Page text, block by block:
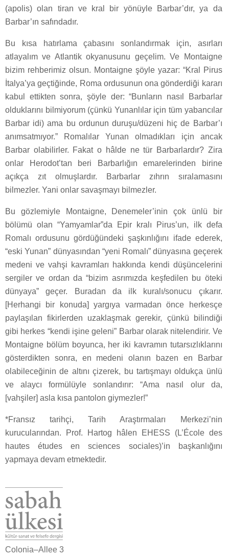
(apolis) olan tiran ve kral bir yönüyle Barbar’dır, ya da
Barbar’ın safındadır.
Bu kısa hatırlama çabasını sonlandırmak için, asırları
atlayalım ve Atlantik okyanusunu geçelim. Ve Montaigne
bizim rehberimiz olsun. Montaigne şöyle yazar: “Kral Pirus
İtalya’ya geçtiğinde, Roma ordusunun ona gönderdiği kararı
kabul ettikten sonra, şöyle der: “Bunların nasıl Barbarlar
olduklarını bilmiyorum (çünkü Yunanlılar için tüm yabancılar
Barbar idi) ama bu ordunun duruşu/düzeni hiç de Barbar’ı
anımsatmıyor.” Romalılar Yunan olmadıkları için ancak
Barbar olabilirler. Fakat o hâlde ne tür Barbarlardır? Zira
onlar Herodot’tan beri Barbarlığın emarelerinden birine
açıkça zıt olmuşlardır. Barbarlar zıhrın sıralamasını
bilmezler. Yani onlar savaşmayı bilmezler.
Bu gözlemiyle Montaigne, Denemeler’inin çok ünlü bir
bölümü olan “Yamyamlar”da Epir kralı Pirus’un, ilk defa
Romalı ordusunu gördüğündeki şaşkınlığını ifade ederek,
“eski Yunan” dünyasından “yeni Romalı” dünyasına geçerek
medeni ve vahşi kavramları hakkında kendi düşüncelerini
sergiler ve ordan da “bizim asrımızda keşfedilen bu öteki
dünyaya” geçer. Buradan da ilk kuralı/sonucu çıkarır.
[Herhangi bir konuda] yargıya varmadan önce herkesçe
paylaşılan fikirlerden uzaklaşmak gerekir, çünkü bilindiği
gibi herkes “kendi işine geleni” Barbar olarak nitelendirir. Ve
Montaigne bölüm boyunca, her iki kavramın tutarsızlıklarını
gösterdikten sonra, en medeni olanın bazen en Barbar
olabileceğinin de altını çizerek, bu tartışmayı oldukça ünlü
ve alaycı formülüyle sonlandırır: “Ama nasıl olur da,
[vahşiler] asla kısa pantolon giymezler!”
*Fransız tarihçi, Tarih Araştırmaları Merkezi’nin
kurucularından. Prof. Hartog hâlen EHESS (L’École des
hautes études en sciences sociales)’in başkanlığını
yapmaya devam etmektedir.
Colonia–Allee 3